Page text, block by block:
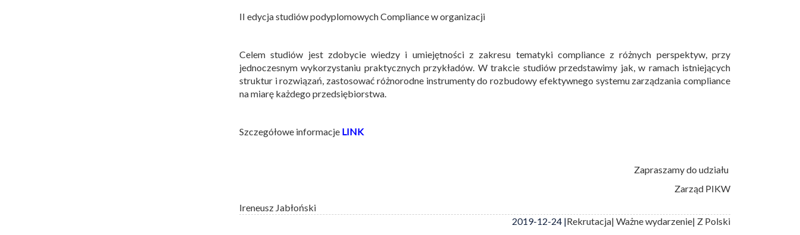
II edycja studiów podyplomowych Compliance w organizacji
Celem studiów jest zdobycie wiedzy i umiejętności z zakresu tematyki compliance z różnych perspektyw, przy
jednoczesnym wykorzystaniu praktycznych przykładów. W trakcie studiów przedstawimy jak, w ramach istniejących
struktur i rozwiązań, zastosować różnorodne instrumenty do rozbudowy efektywnego systemu zarządzania compliance
na miarę każdego przedsiębiorstwa.
Szczegółowe informacje LINK
Zapraszamy do udziału
Zarząd PIKW
Ireneusz Jabłoński
2019-12-24 |Rekrutacja| Ważne wydarzenie| Z Polski